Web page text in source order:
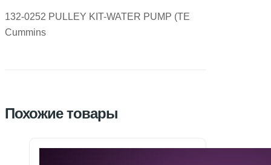
132-0252 PULLEY KIT-WATER PUMP (TE
Cummins
Похожие товары